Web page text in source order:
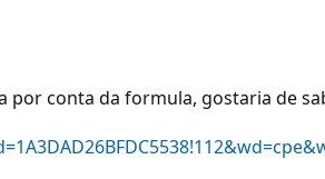
conta da formula, gostaria de